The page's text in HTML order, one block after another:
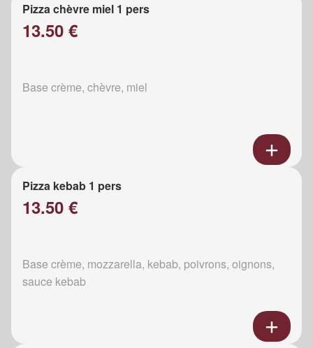
Pizza chèvre miel 1 pers
13.50 €
Base crème, chèvre, miel
Pizza kebab 1 pers
13.50 €
Base crème, mozzarella, kebab, poivrons, oignons,
sauce kebab